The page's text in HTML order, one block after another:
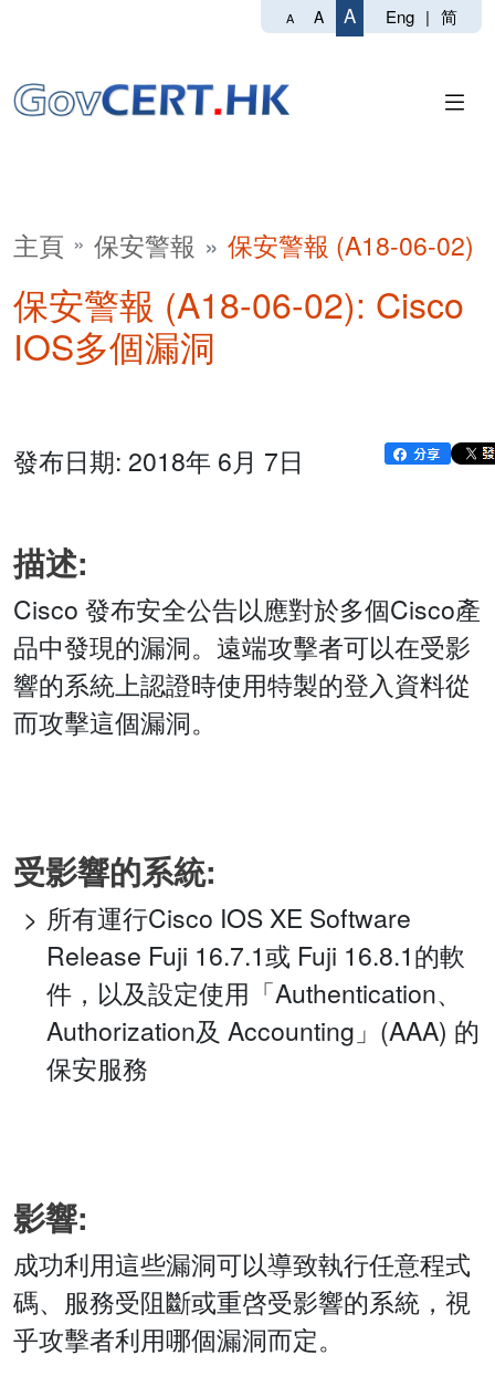
A A A Eng | 简
主頁 保安警報 保安警報 (A18-06-02)
保安警報 (A18-06-02): Cisco
IOS多個漏洞
發布日期: 2018年 6月 7日
描述:
Cisco 發布安全公告以應對於多個Cisco產
品中發現的漏洞。遠端攻擊者可以在受影
響的系統上認證時使用特製的登入資料從
而攻擊這個漏洞。
受影響的系統:
所有運行Cisco IOS XE Software
Release Fuji 16.7.1或 Fuji 16.8.1的軟
件，以及設定使用「Authentication、
Authorization及 Accounting」(AAA) 的
保安服務
影響:
成功利用這些漏洞可以導致執行任意程式
碼、服務受阻斷或重啓受影響的系統，視
乎攻擊者利用哪個漏洞而定。